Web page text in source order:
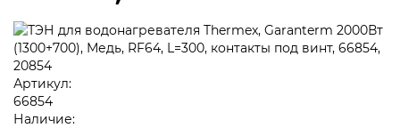
Артикул:
66854
Наличие: